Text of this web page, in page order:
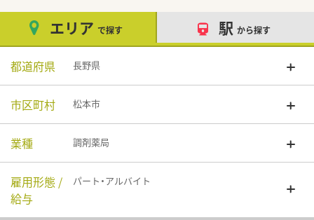
エリア で探す 駅 から探す
都道府県 長野県
市区町村 松本市
業種 調剤薬局
雇用形態 /
給与
パート・アルバイト